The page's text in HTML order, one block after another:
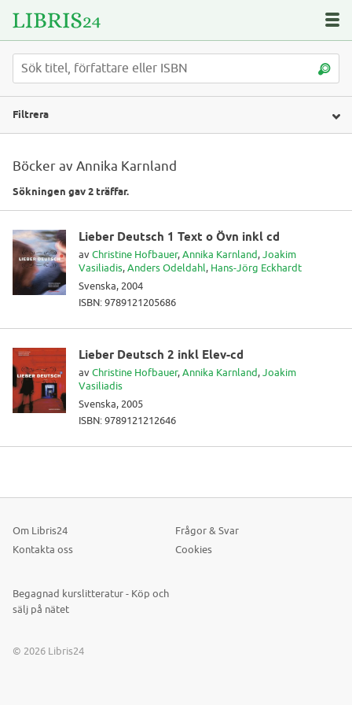
Filtrera
Böcker av Annika Karnland
Sökningen gav 2 träffar.
Lieber Deutsch 1 Text o Övn inkl cd
avChristine Hofbauer,Annika Karnland,Joakim
Vasiliadis,Anders Odeldahl, Hans-Jörg Eckhardt
Svenska, 2004
ISBN: 9789121205686
Lieber Deutsch 2 inkl Elev-cd
avChristine Hofbauer,Annika Karnland,Joakim
Vasiliadis
Svenska, 2005
ISBN: 9789121212646
Om Libris24
Frågor & Svar
Kontakta oss
Cookies
Begagnad kurslitteratur - Köp och
sälj på nätet
© 2026 Libris24